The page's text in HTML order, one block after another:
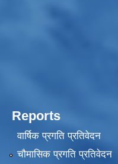
Reports
वार्षिक प्रगति प्रतिवेदन
चौमासिक प्रगति प्रतिवेदन